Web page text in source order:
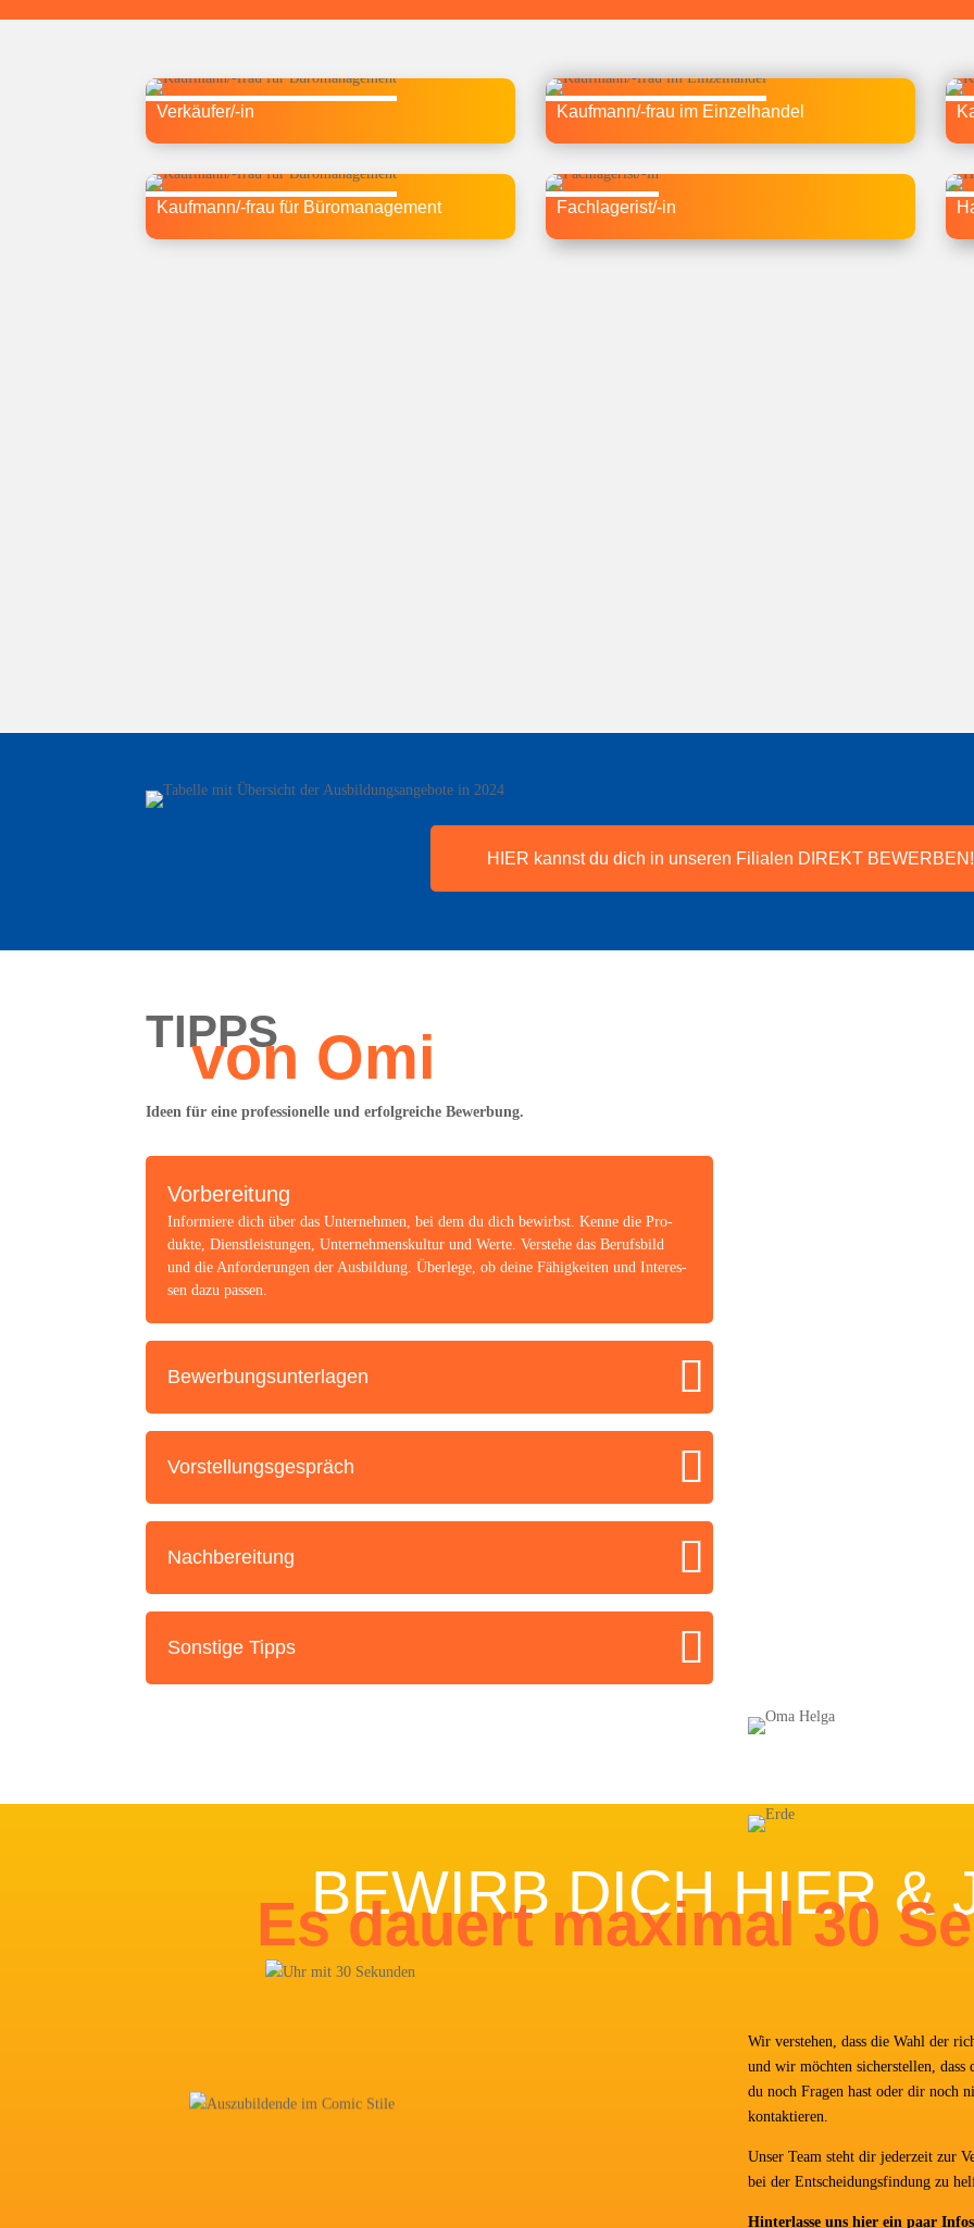
Ver­käu­fer/-in Kauf­man­n/-frau im Einzelhandel
Kauf­man­n/-frau für Büromanagement Fach­la­ge­ris­t/-in
HIER kannst du dich in unse­ren Filia­len DIREKT BEWERBEN!
TIPPS
von Omi
Ideen für eine pro­fes­sio­nel­le und erfolg­rei­che Bewerbung.
Vor­be­rei­tung
Infor­mie­re dich über das Unter­neh­men, bei dem du dich bewirbst. Ken­ne die Pro­
duk­te, Dienst­leis­tun­gen, Unter­neh­mens­kul­tur und Wer­te. Ver­ste­he das Berufs­bild
und die Anfor­de­run­gen der Aus­bil­dung. Über­le­ge, ob dei­ne Fähig­kei­ten und Inter­es­
sen dazu passen.
Bewer­bungs­un­ter­la­gen
Vor­stel­lungs­ge­spräch
Nach­be­rei­tung
Sons­ti­ge Tipps
BEWIRB DICH HIER &
Es dau­ert maxi­mal 30
Wir ver­ste­hen, dass die Wahl der
und wir möch­ten sicher­stel­len,
du noch Fra­gen hast oder dir noch
kontaktieren.
Unser Team steht dir jeder­zeit zur
bei der Ent­schei­dungs­fin­dung zu
Hin­ter­las­se uns hier ein paar